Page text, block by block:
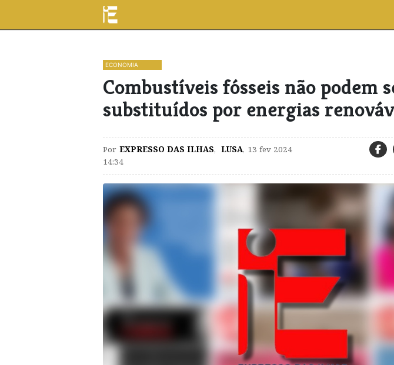
ECONOMIA
Combustíveis fósseis não podem
substituídos por energias
Por EXPRESSO DAS ILHAS, LUSA, 13 fev 2024
14:34